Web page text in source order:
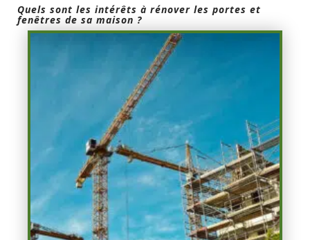
Quels sont les intérêts à rénover les portes et
fenêtres de sa maison ?